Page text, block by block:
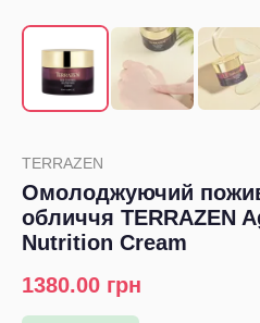
TERRAZEN
Омолоджуючий
обличчя TERRAZEN
Nutrition Cream
1380.00 грн